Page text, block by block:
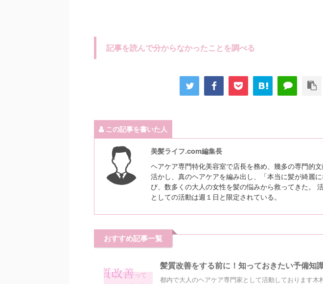
記事を読んで分からなかったことを調べる
この記事を書いた人
美髪ライフ.com編集長
ヘアケア専門特化美容室で店長を務め、幾多の専門的
活かし、真のヘアケアを編み出し、「本当に髪が綺麗
び、数多くの大人の女性を髪の悩みから救ってきた。
としての活動は週１日と限定されている。
おすすめ記事一覧
髪質改善をする前に！知っておきたい予備知
都内で大人のヘアケア専門家として活動しております木